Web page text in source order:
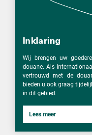
Inklaring
Wij brengen uw
douane. Als
vertrouwd met de
bieden u ook graag
in dit gebied.
Lees meer